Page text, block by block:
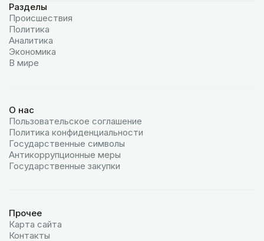
Разделы
Происшествия
Политика
Аналитика
Экономика
В мире
О нас
Пользовательское соглашение
Политика конфиденциальности
Государственные символы
Антикоррупционные меры
Государственные закупки
Прочее
Карта сайта
Контакты